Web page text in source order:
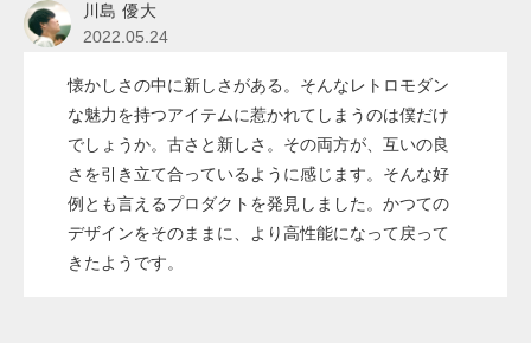
川島 優大
2022.05.24
懐かしさの中に新しさがある。そんなレトロモダン
な魅力を持つアイテムに惹かれてしまうのは僕だけ
でしょうか。古さと新しさ。その両方が、互いの良
さを引き立て合っているように感じます。そんな好
例とも言えるプロダクトを発見しました。かつての
デザインをそのままに、より高性能になって戻って
きたようです。